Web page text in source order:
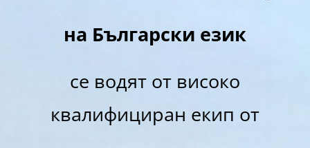
на Български език
се водят от високо
квалифициран екип от